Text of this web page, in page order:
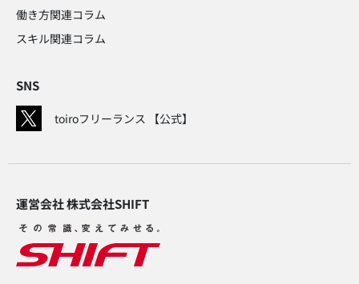
働き方関連コラム​
スキル関連コラム​
SNS
toiroフリーランス 【公式】
運営会社 株式会社SHIFT​